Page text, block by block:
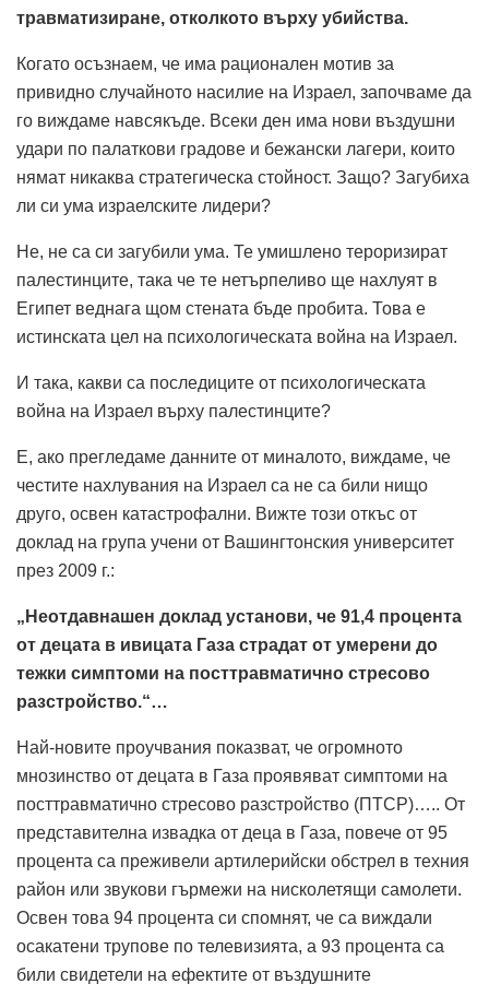
травматизиране, отколкото върху убийства.
Когато осъзнаем, че има рационален мотив за
привидно случайното насилие на Израел, започваме да
го виждаме навсякъде. Всеки ден има нови въздушни
удари по палаткови градове и бежански лагери, които
нямат никаква стратегическа стойност. Защо? Загубиха
ли си ума израелските лидери?
Не, не са си загубили ума. Те умишлено тероризират
палестинците, така че те нетърпеливо ще нахлуят в
Египет веднага щом стената бъде пробита. Това е
истинската цел на психологическата война на Израел.
И така, какви са последиците от психологическата
война на Израел върху палестинците?
Е, ако прегледаме данните от миналото, виждаме, че
честите нахлувания на Израел са не са били нищо
друго, освен катастрофални. Вижте този откъс от
доклад на група учени от Вашингтонския университет
през 2009 г.:
„Неотдавнашен доклад установи, че 91,4 процента
от децата в ивицата Газа страдат от умерени до
тежки симптоми на посттравматично стресово
разстройство.“…
Най-новите проучвания показват, че огромното
мнозинство от децата в Газа проявяват симптоми на
посттравматично стресово разстройство (ПТСР)….. От
представителна извадка от деца в Газа, повече от 95
процента са преживели артилерийски обстрел в техния
район или звукови гърмежи на нисколетящи самолети.
Освен това 94 процента си спомнят, че са виждали
осакатени трупове по телевизията, а 93 процента са
били свидетели на ефектите от въздушните